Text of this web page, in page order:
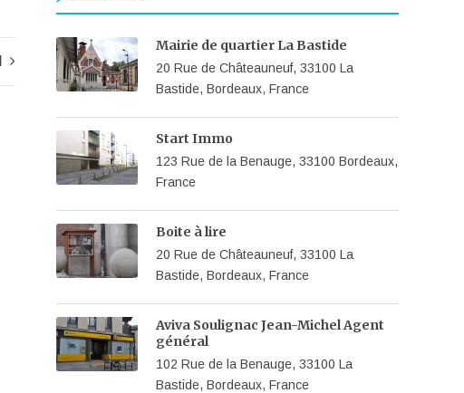
Mairie de quartier La Bastide
20 Rue de Châteauneuf, 33100 La
Bastide, Bordeaux, France
Start Immo
123 Rue de la Benauge, 33100 Bordeaux,
France
Boite à lire
20 Rue de Châteauneuf, 33100 La
Bastide, Bordeaux, France
Aviva Soulignac Jean-Michel Agent
général
102 Rue de la Benauge, 33100 La
Bastide, Bordeaux, France